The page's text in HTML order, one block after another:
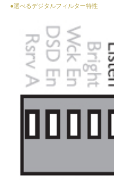
●選べるデジタルフィルター特性